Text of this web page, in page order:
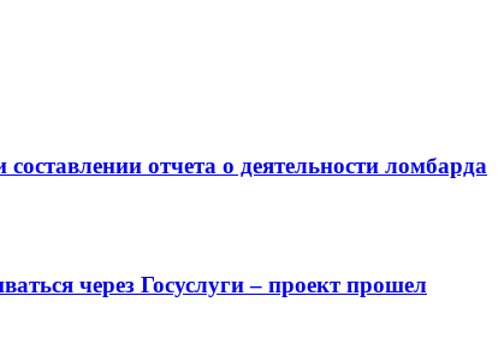
отчета о деятельности ломбарда
через Госуслуги – проект прошел